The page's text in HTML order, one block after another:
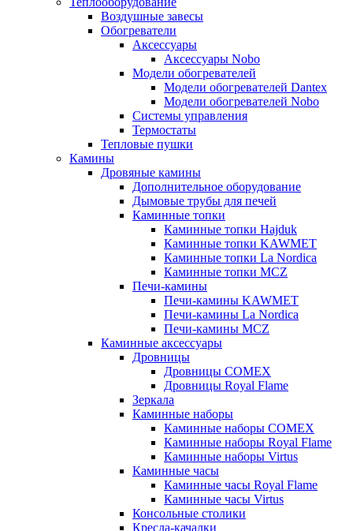
Воздушные завесы
Обогреватели
Аксессуары
Аксессуары Nobo
Модели обогревателей
Модели обогревателей Dantex
Модели обогревателей Nobo
Системы управления
Термостаты
Тепловые пушки
Камины
Дровяные камины
Дополнительное оборудование
Дымовые трубы для печей
Каминные топки
Каминные топки Hajduk
Каминные топки KAWMET
Каминные топки La Nordica
Каминные топки MCZ
Печи-камины
Печи-камины KAWMET
Печи-камины La Nordica
Печи-камины MCZ
Каминные аксессуары
Дровницы
Дровницы COMEX
Дровницы Royal Flame
Зеркала
Каминные наборы
Каминные наборы COMEX
Каминные наборы Royal Flame
Каминные наборы Virtus
Каминные часы
Каминные часы Royal Flame
Каминные часы Virtus
Консольные столики
Кресла-качалки